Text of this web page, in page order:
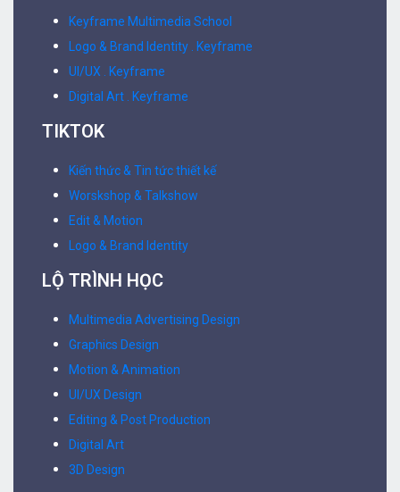
Keyframe Multimedia School
Logo & Brand Identity . Keyframe
UI/UX . Keyframe
Digital Art . Keyframe
TIKTOK
Kiến thức & Tin tức thiết kế
Worskshop & Talkshow
Edit & Motion
Logo & Brand Identity
LỘ TRÌNH HỌC
Multimedia Advertising Design
Graphics Design
Motion & Animation
UI/UX Design
Editing & Post Production
Digital Art
3D Design